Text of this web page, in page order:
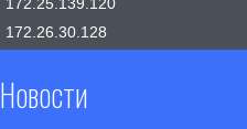
172.26.30.128
Новости